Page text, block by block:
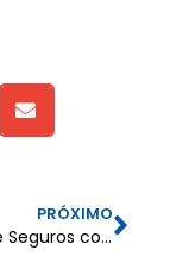
PRÓXIMO
Grupo Gese Seguros conquista, pelo 3.º ano consecutivo, o Prémio 5 Estrelas no distrito do Porto